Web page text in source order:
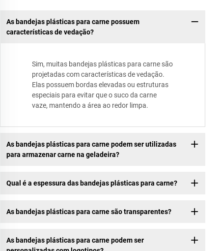
As bandejas plásticas para carne possuem
características de vedação?
Sim, muitas bandejas plásticas para carne são
projetadas com características de vedação.
Elas possuem bordas elevadas ou estruturas
especiais para evitar que o suco da carne
vaze, mantendo a área ao redor limpa.
As bandejas plásticas para carne podem ser utilizadas
para armazenar carne na geladeira?
Qual é a espessura das bandejas plásticas para carne?
As bandejas plásticas para carne são transparentes?
As bandejas plásticas para carne podem ser